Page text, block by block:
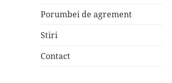
Porumbei de agrement
Stiri
Contact